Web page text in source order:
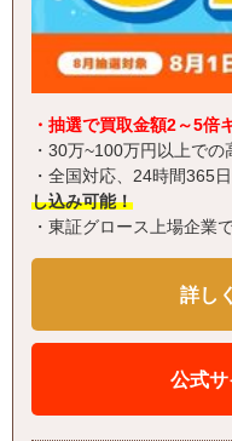
・抽選で買取金額2～5倍
・30万~100万円以上での
・全国対応、24時間365日
し込み可能！
・東証グロース上場企業
詳し
公式